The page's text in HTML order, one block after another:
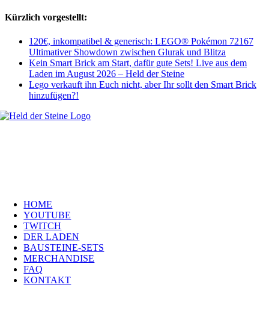
Kürzlich vorgestellt:
120€, inkompatibel & generisch: LEGO® Pokémon 72167
Ultimativer Showdown zwischen Glurak und Blitza
Kein Smart Brick am Start, dafür gute Sets! Live aus dem
Laden im August 2026 – Held der Steine
Lego verkauft ihn Euch nicht, aber Ihr sollt den Smart Brick
hinzufügen?!
HOME
YOUTUBE
TWITCH
DER LADEN
BAUSTEINE-SETS
MERCHANDISE
FAQ
KONTAKT